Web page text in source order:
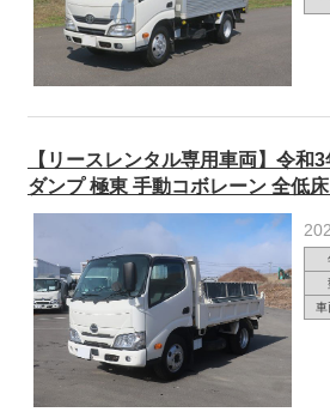
【リースレンタル専用車両】令和
ダンプ 極東 手動コボレーン 全低
車検パック施工済み！★
車